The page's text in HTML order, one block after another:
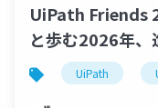
UiPath Friends
と歩む2026年、
羅針盤～
UiPath